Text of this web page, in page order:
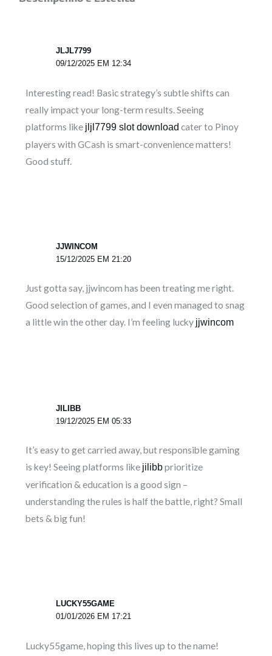
JLJL7799
09/12/2025 EM 12:34
Interesting read! Basic strategy’s subtle shifts can
really impact your long-term results. Seeing
platforms like jljl7799 slot download cater to Pinoy
players with GCash is smart-convenience matters!
Good stuff.
JJWINCOM
15/12/2025 EM 21:20
Just gotta say, jjwincom has been treating me right.
Good selection of games, and I even managed to snag
a little win the other day. I’m feeling lucky jjwincom
JILIBB
19/12/2025 EM 05:33
It’s easy to get carried away, but responsible gaming
is key! Seeing platforms like jilibbprioritize
verification & education is a good sign –
understanding the rules is half the battle, right? Small
bets & big fun!
LUCKY55GAME
01/01/2026 EM 17:21
Lucky55game, hoping this lives up to the name!